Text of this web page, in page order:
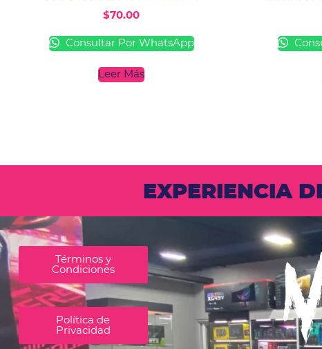
$70.00
Consultar Por WhatsApp
Leer Más
EXPERIENCIA
Términos y
Condiciones
Política de
Privacidad